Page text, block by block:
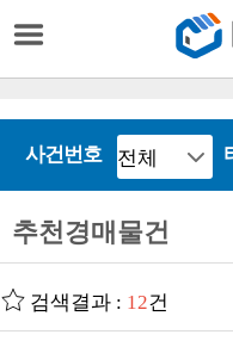
사건번호
추천경매물건
검색결과 : 12건